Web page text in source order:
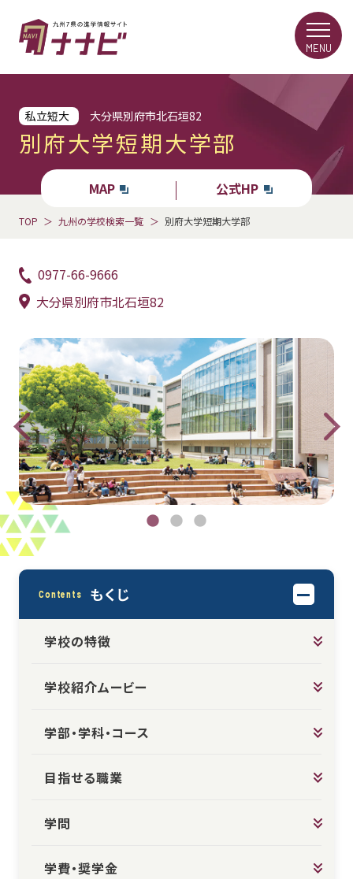
私立短大 大分県別府市北石垣82
別府大学短期大学部
MAP 公式HP
TOP 九州の学校検索一覧 別府大学短期大学部
0977-66-9666
大分県別府市北石垣82
Contents もくじ
学校の特徴
学校紹介ムービー
学部・学科・コース
目指せる職業
学問
学費・奨学金
MENU